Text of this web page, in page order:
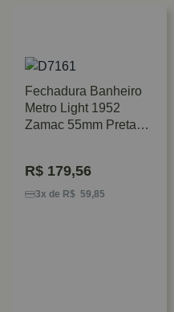
Fechadura Banheiro
Metro Light 1952
Zamac 55mm Preta
R$ 179,56
3x de R$ 59,85